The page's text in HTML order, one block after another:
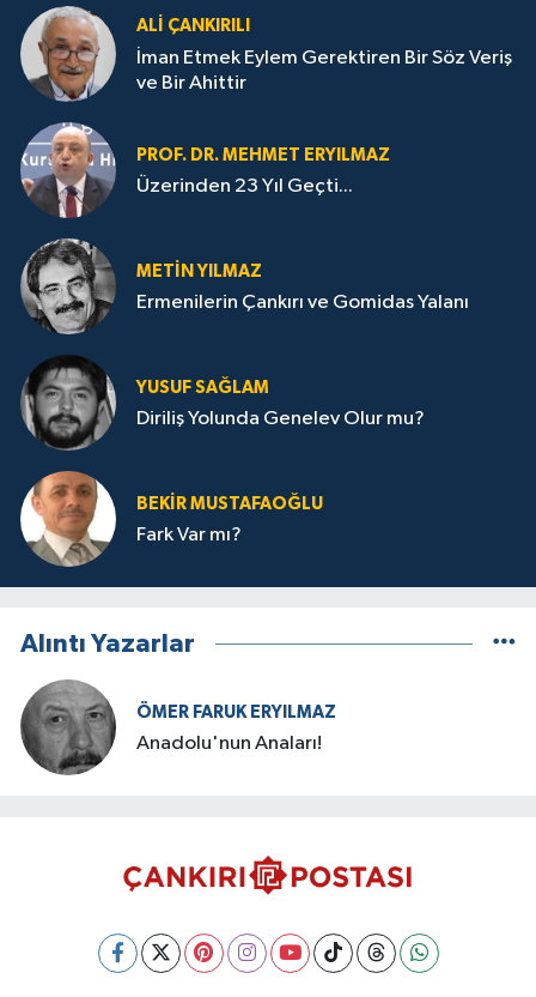
ALI ÇANKIRILI
İman Etmek Eylem Gerektiren Bir Söz Veriş
ve Bir Ahittir
PROF. DR. MEHMET ERYILMAZ
Üzerinden 23 Yıl Geçti...
METIN YILMAZ
Ermenilerin Çankırı ve Gomidas Yalanı
YUSUF SAĞLAM
Diriliş Yolunda Genelev Olur mu?
BEKIR MUSTAFAOĞLU
Fark Var mı?
Alıntı Yazarlar
ÖMER FARUK ERYILMAZ
Anadolu'nun Anaları!